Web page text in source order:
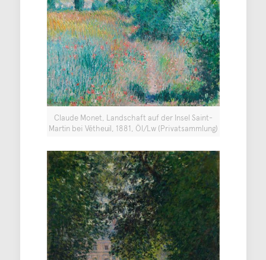
Claude Monet, Landschaft auf der Insel Saint-
Martin bei Vétheuil, 1881, Öl/Lw (Privatsammlung)